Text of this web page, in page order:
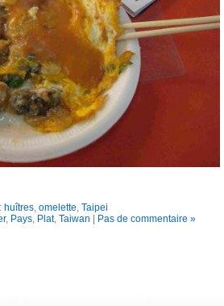
huîtres, omelette, Taipei
, Pays, Plat, Taiwan Pas de commentaire »